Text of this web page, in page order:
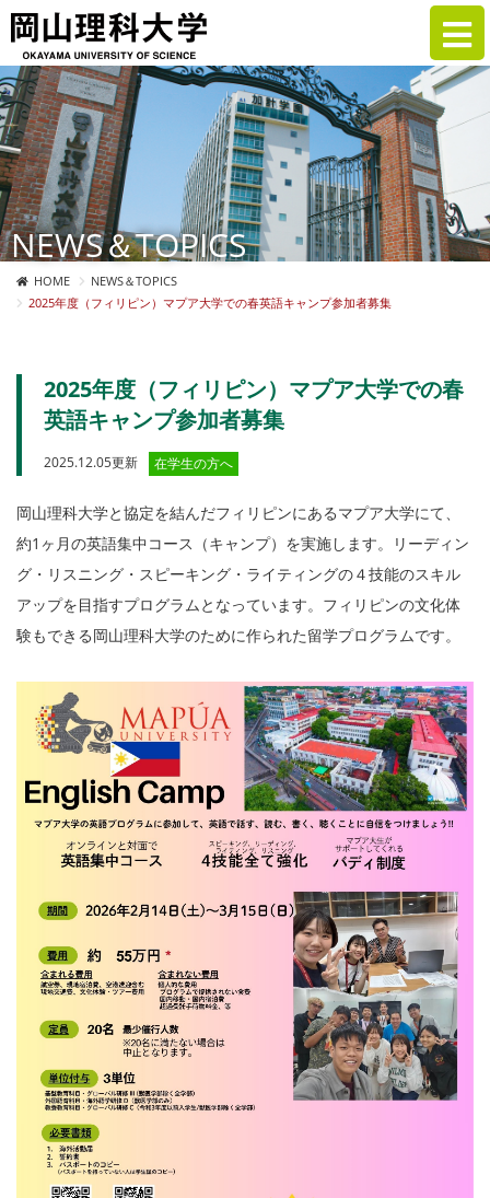
NEWS＆TOPICS
HOME
NEWS＆TOPICS
2025年度（フィリピン）マプア大学での春英語キャンプ参加者募集
2025年度（フィリピン）マプア大学での春
英語キャンプ参加者募集
2025.12.05更新 在学生の方へ
岡山理科大学と協定を結んだフィリピンにあるマプア大学にて、
約1ヶ月の英語集中コース（キャンプ）を実施します。リーディン
グ・リスニング・スピーキング・ライティングの４技能のスキル
アップを目指すプログラムとなっています。フィリピンの文化体
験もできる岡山理科大学のために作られた留学プログラムです。